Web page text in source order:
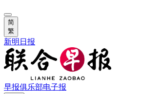
简
繁
新明日报
早报俱乐部电子报